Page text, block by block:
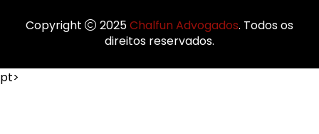
Copyright 2025Chalfun Advogados. Todos os
direitos reservados.
pt>